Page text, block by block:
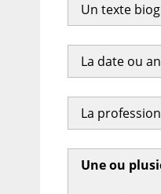
Un texte
La date ou
La profession
Une ou